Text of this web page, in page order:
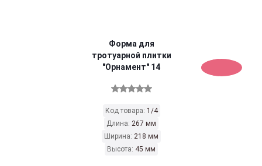
Форма для
тротуарной плитки
"Орнамент" 14
Код товара: 1/4
Длина: 267 мм
Ширина: 218 мм
Высота: 45 мм